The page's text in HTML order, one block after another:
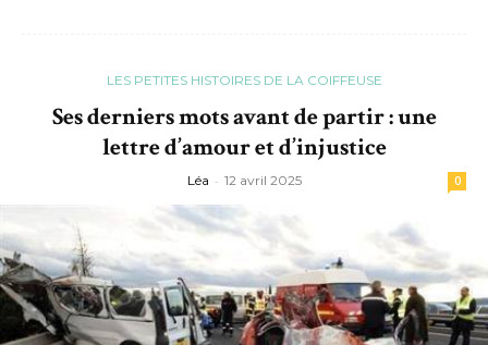
LES PETITES HISTOIRES DE LA COIFFEUSE
Ses derniers mots avant de partir : une
lettre d’amour et d’injustice
Léa - 12 avril 2025 0